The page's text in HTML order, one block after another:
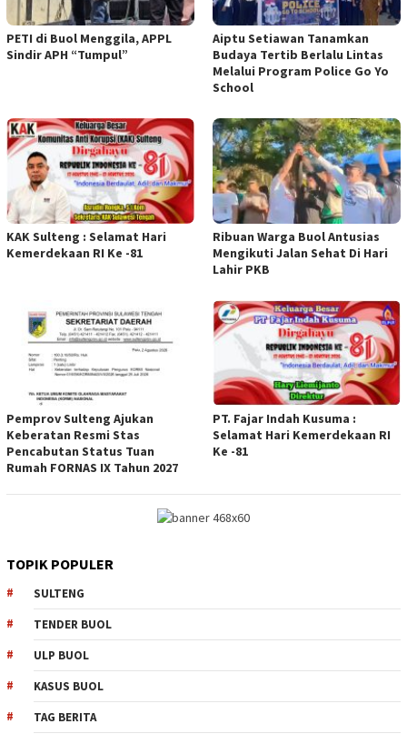
PETI di Buol Menggila, APPL
Sindir APH “Tumpul”
Aiptu Setiawan Tanamkan
Budaya Tertib Berlalu Lintas
Melalui Program Police Go Yo
School
KAK Sulteng : Selamat Hari
Kemerdekaan RI Ke -81
Ribuan Warga Buol Antusias
Mengikuti Jalan Sehat Di Hari
Lahir PKB
Pemprov Sulteng Ajukan
Keberatan Resmi Stas
Pencabutan Status Tuan
Rumah FORNAS IX Tahun 2027
PT. Fajar Indah Kusuma :
Selamat Hari Kemerdekaan RI
Ke -81
TOPIK POPULER
SULTENG
TENDER BUOL
ULP BUOL
KASUS BUOL
TAG BERITA